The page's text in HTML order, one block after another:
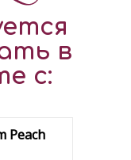
в
с:
Peach